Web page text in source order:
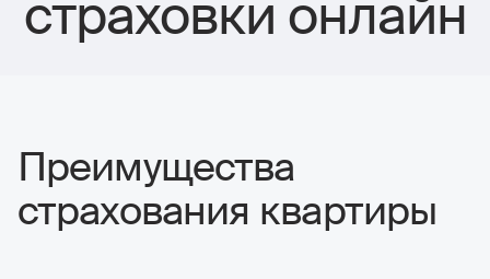
страховки онлайн
Преимущества
страхования квартиры